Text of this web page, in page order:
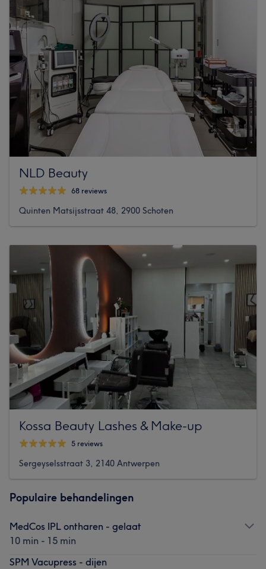
NLD Beauty
68 reviews
Quinten Matsijsstraat 48, 2900 Schoten
Kossa Beauty Lashes & Make-up
5 reviews
Sergeyselsstraat 3, 2140 Antwerpen
Populaire behandelingen
MedCos IPL ontharen - gelaat
10 min - 15 min
SPM Vacupress - dijen